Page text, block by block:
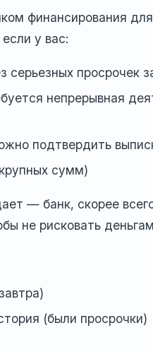
финансирования
у вас:
просрочек
непрерывная
подтвердить
сумм)
— банк, скорее
не рисковать
(были просрочки)